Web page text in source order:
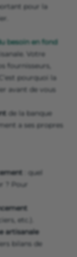
pour la
besoin en fond
Votre
fournisseurs,
pourquoi la
avant de vous
de la banque
a ses propres
: quel
? Pour
etc.).
artisanale
bilans de